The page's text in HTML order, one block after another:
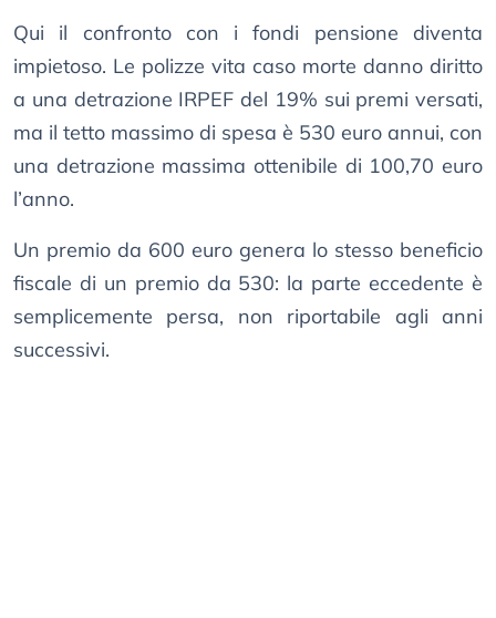
Qui il confronto con i fondi pensione diventa
impietoso. Le polizze vita caso morte danno diritto
a una detrazione IRPEF del 19% sui premi versati,
ma il tetto massimo di spesa è 530 euro annui, con
una detrazione massima ottenibile di 100,70 euro
l’anno.
Un premio da 600 euro genera lo stesso beneficio
fiscale di un premio da 530: la parte eccedente è
semplicemente persa, non riportabile agli anni
successivi.